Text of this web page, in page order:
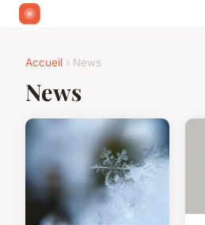
Accueil › News
News